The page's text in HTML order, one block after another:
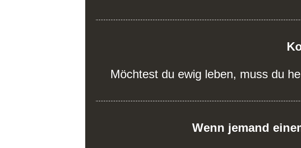
Möchtest du ewig leben, muss du
Wenn jemand